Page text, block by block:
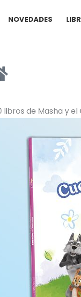
NOVEDADES
libros de Masha y